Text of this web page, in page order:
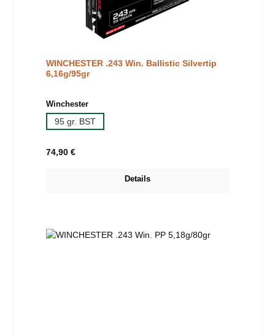
WINCHESTER .243 Win. Ballistic Silvertip
6,16g/95gr
Winchesterauswählen
95 gr. BST
Regulärer Preis:
74,90 €
Details